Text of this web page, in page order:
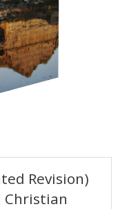
Revision)
Christian